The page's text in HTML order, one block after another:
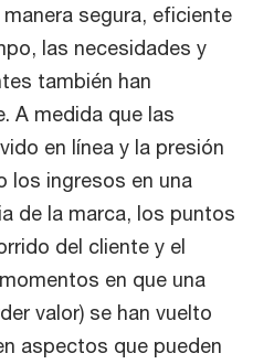
segura, eficiente
las necesidades y
también han
A medida que las
en línea y la presión
los ingresos en una
de la marca, los puntos
del cliente y el
en que una
valor) se han vuelto
aspectos que pueden